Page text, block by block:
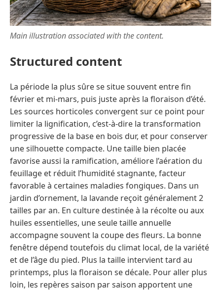
Main illustration associated with the content.
Structured content
La période la plus sûre se situe souvent entre fin
février et mi-mars, puis juste après la floraison d’été.
Les sources horticoles convergent sur ce point pour
limiter la lignification, c’est-à-dire la transformation
progressive de la base en bois dur, et pour conserver
une silhouette compacte. Une taille bien placée
favorise aussi la ramification, améliore l’aération du
feuillage et réduit l’humidité stagnante, facteur
favorable à certaines maladies fongiques. Dans un
jardin d’ornement, la lavande reçoit généralement 2
tailles par an. En culture destinée à la récolte ou aux
huiles essentielles, une seule taille annuelle
accompagne souvent la coupe des fleurs. La bonne
fenêtre dépend toutefois du climat local, de la variété
et de l’âge du pied. Plus la taille intervient tard au
printemps, plus la floraison se décale. Pour aller plus
loin, les repères saison par saison apportent une